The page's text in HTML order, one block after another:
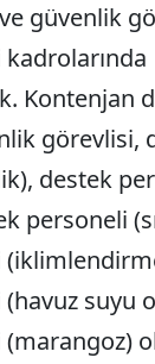
güvenlik
Kontenjan
görevlisi,
destek
personeli
suyu